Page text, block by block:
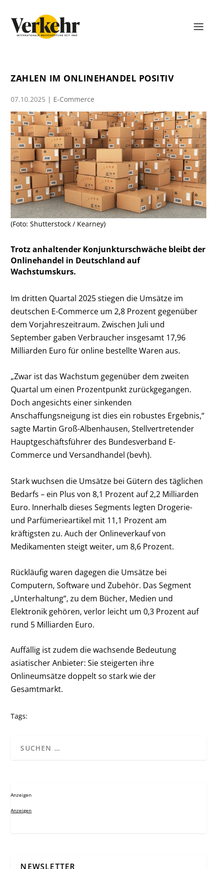
ZAHLEN IM ONLINEHANDEL POSITIV
07.10.2025 | E-Commerce
(Foto: Shutterstock / Kearney)
Trotz anhaltender Konjunkturschwäche bleibt der
Onlinehandel in Deutschland auf
Wachstumskurs.
Im dritten Quartal 2025 stiegen die Umsätze im
deutschen E-Commerce um 2,8 Prozent gegenüber
dem Vorjahreszeitraum. Zwischen Juli und
September gaben Verbraucher insgesamt 17,96
Milliarden Euro für online bestellte Waren aus.
„Zwar ist das Wachstum gegenüber dem zweiten
Quartal um einen Prozentpunkt zurückgegangen.
Doch angesichts einer sinkenden
Anschaffungsneigung ist dies ein robustes Ergebnis,“
sagte Martin Groß-Albenhausen, Stellvertretender
Hauptgeschäftsführer des Bundesverband E-
Commerce und Versandhandel (bevh).
Stark wuchsen die Umsätze bei Gütern des täglichen
Bedarfs – ein Plus von 8,1 Prozent auf 2,2 Milliarden
Euro. Innerhalb dieses Segments legten Drogerie-
und Parfümerieartikel mit 11,1 Prozent am
kräftigsten zu. Auch der Onlineverkauf von
Medikamenten steigt weiter, um 8,6 Prozent.
Rückläufig waren dagegen die Umsätze bei
Computern, Software und Zubehör. Das Segment
„Unterhaltung“, zu dem Bücher, Medien und
Elektronik gehören, verlor leicht um 0,3 Prozent auf
rund 5 Milliarden Euro.
Auffällig ist zudem die wachsende Bedeutung
asiatischer Anbieter: Sie steigerten ihre
Onlineumsätze doppelt so stark wie der
Gesamtmarkt.
Tags:
Anzeigen
Anzeigen
NEWSLETTER